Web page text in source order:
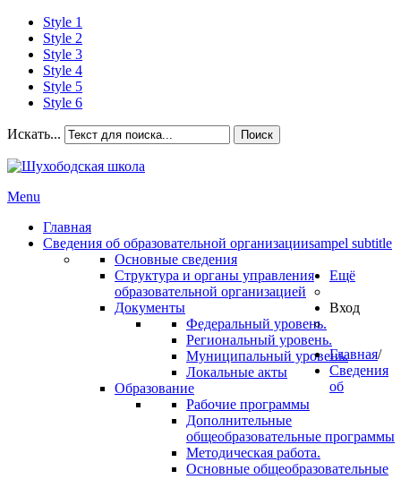
Style 1
Style 2
Style 3
Style 4
Style 5
Style 6
Искать... Поиск
Menu
Главная
Сведения об образовательной организацииsampel subtitle
Основные сведения
Структура и органы управления
образовательной организацией
Документы
Федеральный уровень.
Региональный уровень.
Муниципальный уровень.
Локальные акты
Образование
Рабочие программы
Дополнительные
общеобразовательные программы
Методическая работа.
Основные общеобразовательные
Ещё
Вход
Главная/
Сведения
об